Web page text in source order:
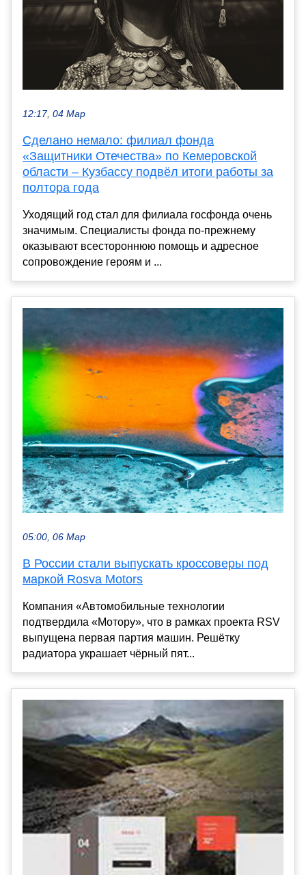
12:17, 04 Мар
Сделано немало: филиал фонда
«Защитники Отечества» по Кемеровской
области – Кузбассу подвёл итоги работы за
полтора года
Уходящий год стал для филиала госфонда очень
значимым. Специалисты фонда по-прежнему
оказывают всестороннюю помощь и адресное
сопровождение героям и ...
05:00, 06 Мар
В России стали выпускать кроссоверы под
маркой Rosva Motors
Компания «Автомобильные технологии
подтвердила «Мотору», что в рамках проекта RSV
выпущена первая партия машин. Решётку
радиатора украшает чёрный пят...